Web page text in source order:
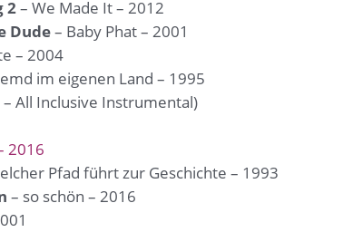
2– We Made It – 2012
Dude– Baby Phat – 2001
– 2004
im eigenen Land – 1995
– All Inclusive Instrumental)
2016
Pfad führt zur Geschichte – 1993
– so schön – 2016